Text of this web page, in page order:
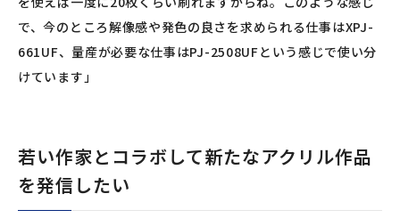
で、今のところ解像感や発色の良さを求められる仕事はXPJ-
661UF、量産が必要な仕事はPJ-2508UFという感じで使い分
けています」
若い作家とコラボして新たなアクリル作品
を発信したい